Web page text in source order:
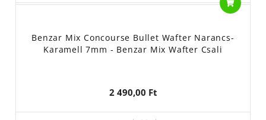
Benzar Mix Concourse Bullet Wafter Narancs-
Karamell 7mm - Benzar Mix Wafter Csali
2 490,00 Ft